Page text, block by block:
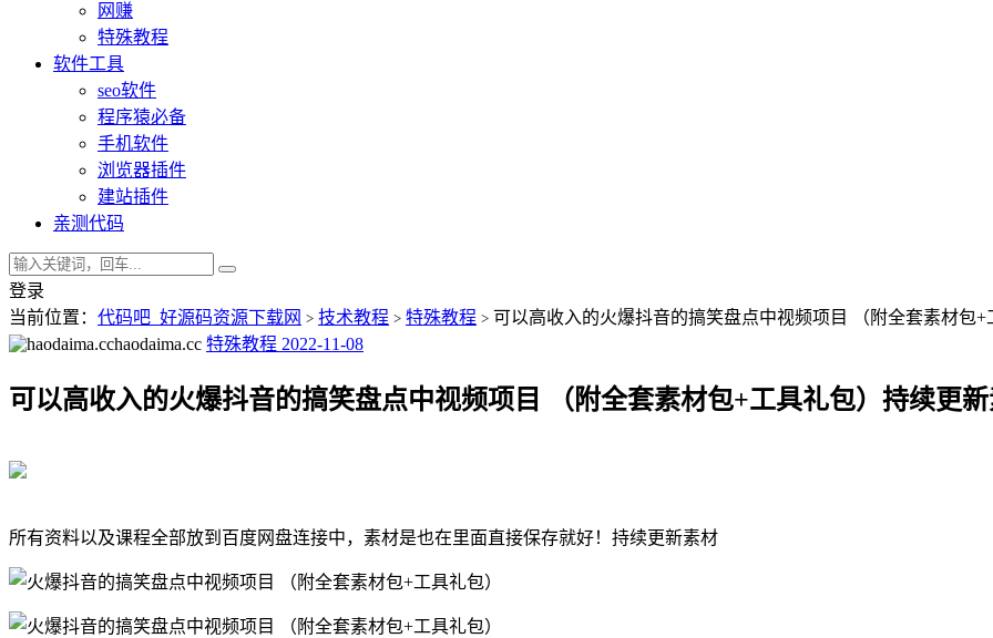
网赚
特殊教程
软件工具
seo软件
程序猿必备
手机软件
浏览器插件
建站插件
亲测代码
登录
当前位置： 代码吧_好源码资源下载网 > 技术教程 > 特殊教程 > 可以高收入的火爆抖音的搞笑盘点中视频项目 （附全套素材包
haodaima.cc 特殊教程 2022-11-08
可以高收入的火爆抖音的搞笑盘点中视频项目 （附全套素材包+工具礼包）持续更
所有资料以及课程全部放到百度网盘连接中，素材是也在里面直接保存就好！持续更新素材